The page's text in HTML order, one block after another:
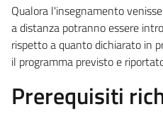
Qualora l'insegnamento
a distanza potranno essere
rispetto a quanto dichiarato in
il programma previsto e
Prerequisiti